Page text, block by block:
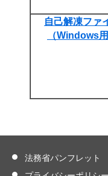
自己解凍ファ
（Windows用
法務省パンフレット